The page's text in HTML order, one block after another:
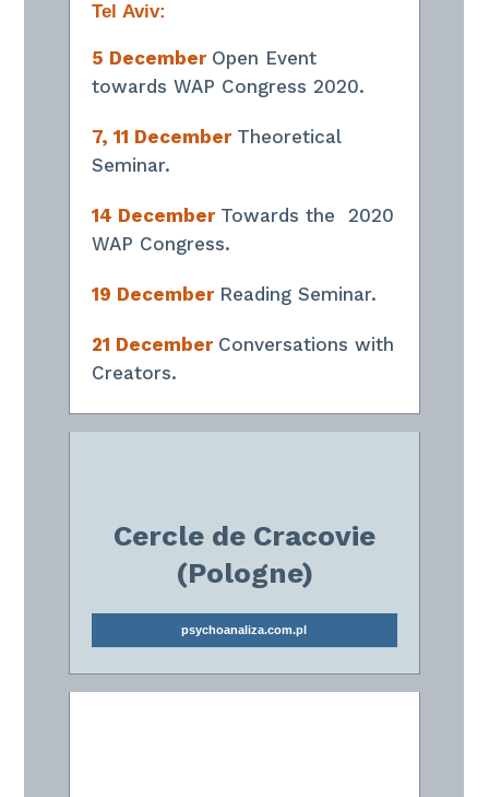
Tel Aviv:
5 December Open Event
towards WAP Congress 2020.
7, 11 December Theoretical
Seminar.
14 December Towards the 2020
WAP Congress.
19 December Reading Seminar.
21 December Conversations with
Creators.
Cercle de Cracovie
(Pologne)
psychoanaliza.com.pl